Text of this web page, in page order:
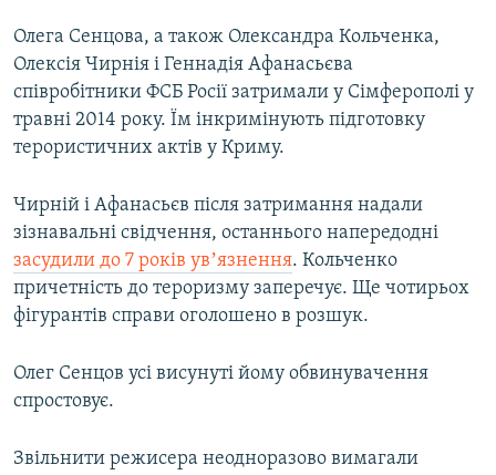
Олега Сенцова, а також Олександра Кольченка,
Олексія Чирнія і Геннадія Афанасьєва
співробітники ФСБ Росії затримали у Сімферополі у
травні 2014 року. Їм інкримінують підготовку
терористичних актів у Криму.
Чирній і Афанасьєв після затримання надали
зізнавальні свідчення, останнього напередодні
засудили до 7 років увʼязнення. Кольченко
причетність до тероризму заперечує. Ще чотирьох
фігурантів справи оголошено в розшук.
Олег Сенцов усі висунуті йому обвинувачення
спростовує.
Звільнити режисера неодноразово вимагали